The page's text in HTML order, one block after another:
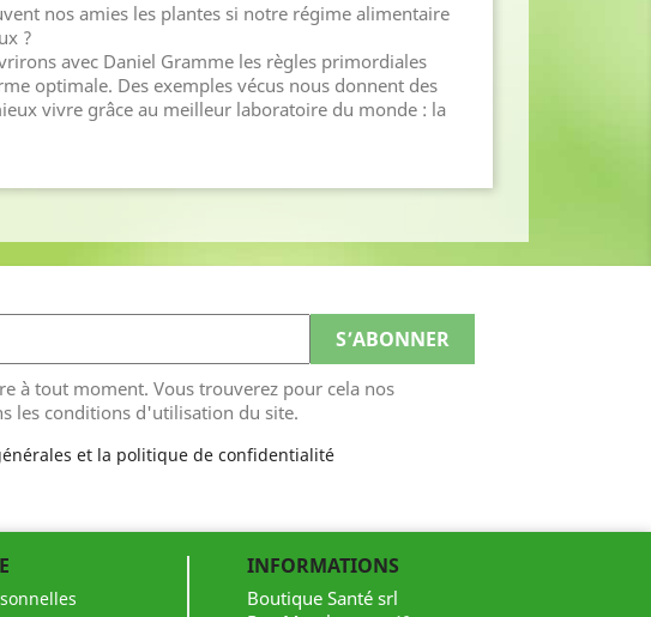
nos amies les plantes si notre régime alimentaire
?
avec Daniel Gramme les règles primordiales
optimale. Des exemples vécus nous donnent des
vivre grâce au meilleur laboratoire du monde : la
à tout moment. Vous trouverez pour cela nos
les conditions d'utilisation du site.
et la politique de confidentialité
INFORMATIONS
Boutique Santé srl